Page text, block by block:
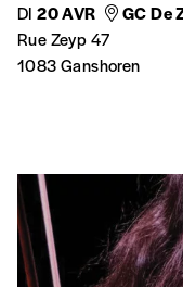
DI20 AVR
GC De
Rue Zeyp 47
1083 Ganshoren